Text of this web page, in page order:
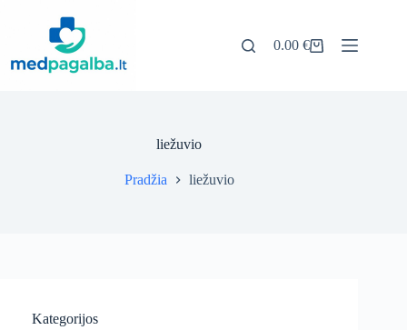
Pirkinių
0.00€
liežuvio
Pradžia liežuvio
Kategorijos